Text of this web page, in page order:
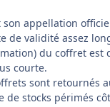
appellation
de validité assez
du coffret
courte.
sont
stocks périmés